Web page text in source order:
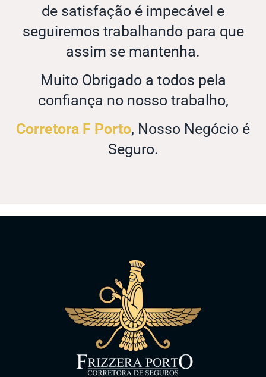
de satisfação é impecável e
seguiremos trabalhando para que
assim se mantenha.
Muito Obrigado a todos pela
confiança no nosso trabalho,
Corretora F Porto, Nosso Negócio é
Seguro.